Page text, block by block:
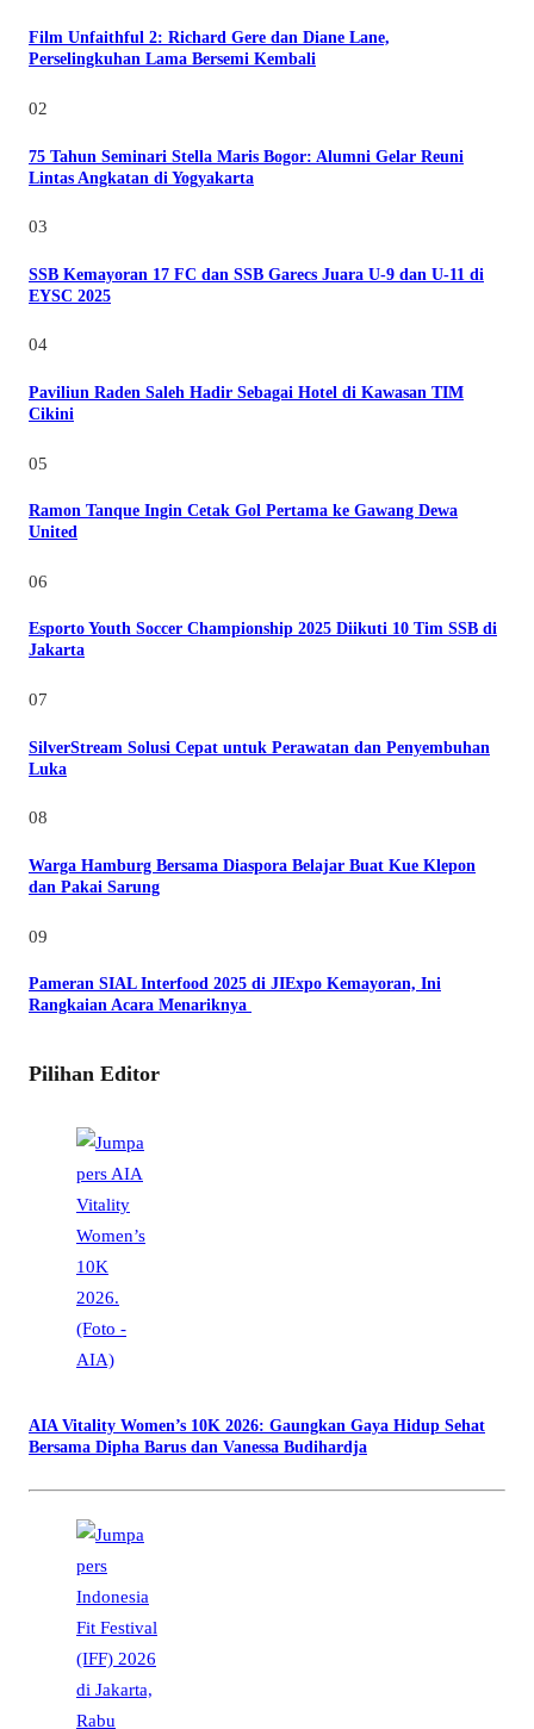
Film Unfaithful 2: Richard Gere dan Diane Lane,
Perselingkuhan Lama Bersemi Kembali
02
75 Tahun Seminari Stella Maris Bogor: Alumni Gelar Reuni
Lintas Angkatan di Yogyakarta
03
SSB Kemayoran 17 FC dan SSB Garecs Juara U-9 dan U-11 di
EYSC 2025
04
Paviliun Raden Saleh Hadir Sebagai Hotel di Kawasan TIM
Cikini
05
Ramon Tanque Ingin Cetak Gol Pertama ke Gawang Dewa
United
06
Esporto Youth Soccer Championship 2025 Diikuti 10 Tim SSB di
Jakarta
07
SilverStream Solusi Cepat untuk Perawatan dan Penyembuhan
Luka
08
Warga Hamburg Bersama Diaspora Belajar Buat Kue Klepon
dan Pakai Sarung
09
Pameran SIAL Interfood 2025 di JIExpo Kemayoran, Ini
Rangkaian Acara Menariknya
Pilihan Editor
AIA Vitality Women’s 10K 2026: Gaungkan Gaya Hidup Sehat
Bersama Dipha Barus dan Vanessa Budihardja